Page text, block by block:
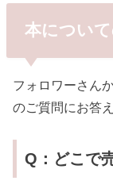
本につい
フォロワーさん
のご質問にお答
Q：どこで